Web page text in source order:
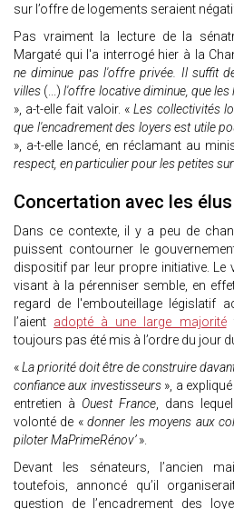
sur l’offre de logements seraient
Pas vraiment la lecture de la
Margaté qui l'a interrogé hier à la
ne diminue pas l'offre privée. Il suffit
villes (...)l'offre locative diminue, que
», a-t-elle fait valoir. «Les collectivités
que l'encadrement des loyers est utile
», a-t-elle lancé, en réclamant au
respect, en particulier pour les petites
Concertation avec les élus
Dans ce contexte, il y a peu de
puissent contourner le
dispositif par leur propre initiative.
visant à la pérenniser semble, en
regard de l'embouteillage législatif
l’aient adopté à une large majorité
toujours pas été mis à l’ordre du jour
«La priorité doit être de construire
confiance aux investisseurs », a
entretien à Ouest France, dans
volonté de «donner les moyens aux
piloter MaPrimeRénov’».
Devant les sénateurs, l’ancien
toutefois, annoncé qu’il
question de l’encadrement des